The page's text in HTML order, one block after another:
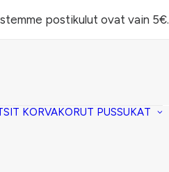
postikulut ovat vain 5€.
KORVAKORUT PUSSUKAT